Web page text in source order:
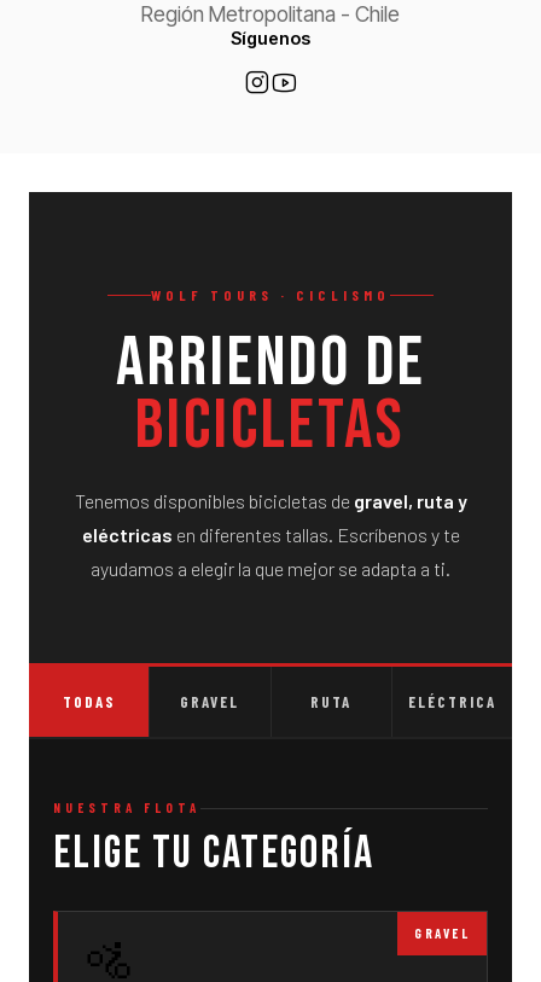
Región Metropolitana - Chile
Síguenos
WOLF TOURS · CICLISMO
Arriendo de
Bicicletas
Tenemos disponibles bicicletas de gravel, ruta y
eléctricas en diferentes tallas. Escríbenos y te
ayudamos a elegir la que mejor se adapta a ti.
TODAS GRAVEL RUTA ELÉCTRICA
NUESTRA FLOTA
Elige tu categoría
GRAVEL
🚵